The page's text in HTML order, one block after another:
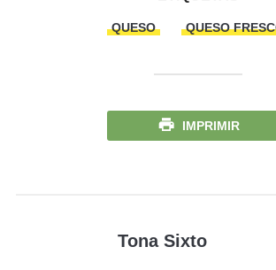
QUESO QUESO
IMPRIMIR
Tona Sixto